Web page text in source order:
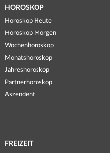
HOROSKOP
Horoskop Heute
Horoskop Morgen
Wochenhoroskop
Monatshoroskop
Jahreshoroskop
Partnerhoroskop
Aszendent
FREIZEIT